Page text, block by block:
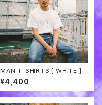
MAN T-SHIRTS [ WHITE ]
¥4,400